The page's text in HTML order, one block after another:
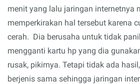
menit yang lalu jaringan internetnya
memperkirakan hal tersebut karena
cerah. Dia berusaha untuk tidak
mengganti kartu hp yang dia
rusak, pikirnya. Tetapi tidak ada
berjenis sama sehingga jaringan